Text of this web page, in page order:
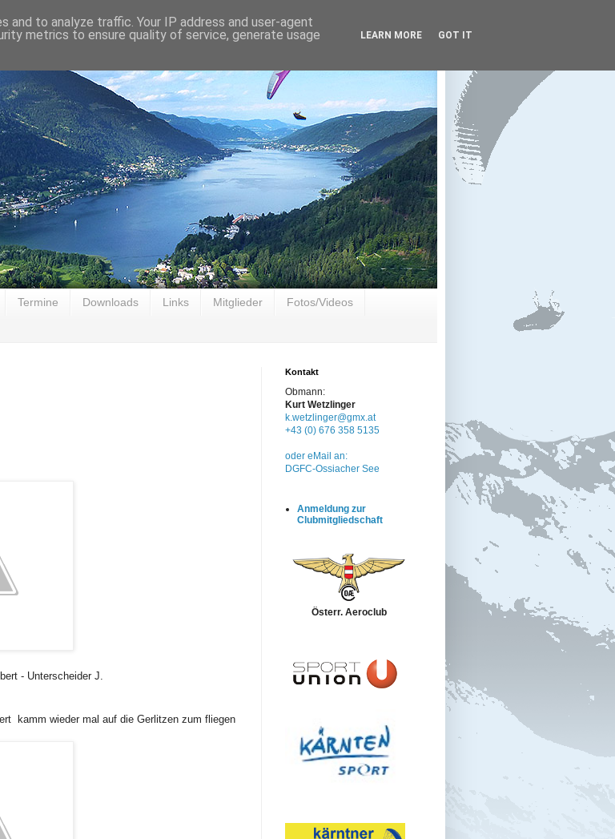
Termine Downloads Links Mitglieder Fotos/Videos
- Unterscheider J.
kamm wieder mal auf die Gerlitzen zum fliegen
Kontakt
Obmann:
Kurt Wetzlinger
k.wetzlinger@gmx.at
+43 (0) 676 358 5135
oder eMail an:
DGFC-Ossiacher See
Anmeldung zur
Clubmitgliedschaft
Österr. Aeroclub
to analyze traffic. Your IP address and user-agent
metrics to ensure quality of service, generate usage
LEARN MORE GOT IT